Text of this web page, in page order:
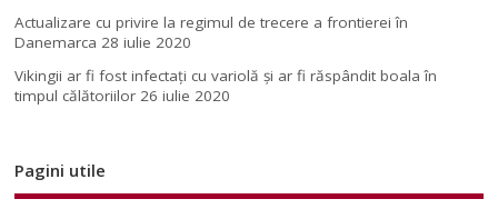
Actualizare cu privire la regimul de trecere a frontierei în
Danemarca 28 iulie 2020
Vikingii ar fi fost infectaţi cu variolă şi ar fi răspândit boala în
timpul călătoriilor 26 iulie 2020
Pagini utile